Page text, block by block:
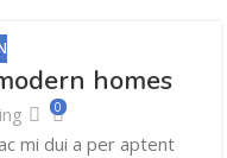
homes
0
mi dui a per aptent